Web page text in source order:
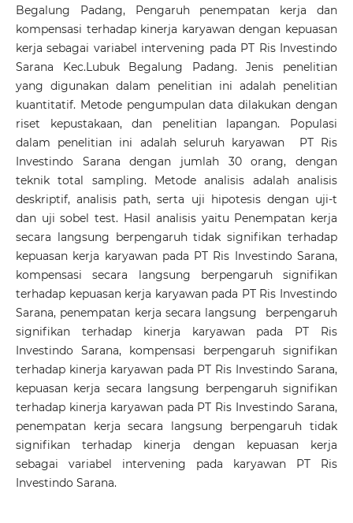
Begalung Padang, Pengaruh penempatan kerja dan
kompensasi terhadap kinerja karyawan dengan kepuasan
kerja sebagai variabel intervening pada PT Ris Investindo
Sarana Kec.Lubuk Begalung Padang. Jenis penelitian
yang digunakan dalam penelitian ini adalah penelitian
kuantitatif. Metode pengumpulan data dilakukan dengan
riset kepustakaan, dan penelitian lapangan. Populasi
dalam penelitian ini adalah seluruh karyawan PT Ris
Investindo Sarana dengan jumlah 30 orang, dengan
teknik total sampling. Metode analisis adalah analisis
deskriptif, analisis path, serta uji hipotesis dengan uji-t
dan uji sobel test. Hasil analisis yaitu Penempatan kerja
secara langsung berpengaruh tidak signifikan terhadap
kepuasan kerja karyawan pada PT Ris Investindo Sarana,
kompensasi secara langsung berpengaruh signifikan
terhadap kepuasan kerja karyawan pada PT Ris Investindo
Sarana, penempatan kerja secara langsung berpengaruh
signifikan terhadap kinerja karyawan pada PT Ris
Investindo Sarana, kompensasi berpengaruh signifikan
terhadap kinerja karyawan pada PT Ris Investindo Sarana,
kepuasan kerja secara langsung berpengaruh signifikan
terhadap kinerja karyawan pada PT Ris Investindo Sarana,
penempatan kerja secara langsung berpengaruh tidak
signifikan terhadap kinerja dengan kepuasan kerja
sebagai variabel intervening pada karyawan PT Ris
Investindo Sarana.